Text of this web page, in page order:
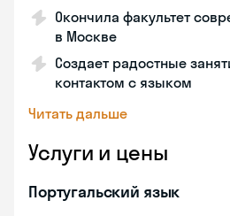
Окончила факультет
в Москве
Создает радостные
контактом с языком
Читать дальше
Услуги и цены
Португальский язык